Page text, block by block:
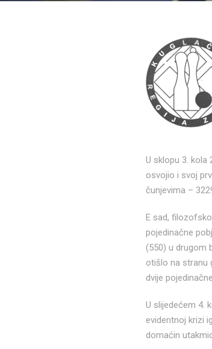
U sklopu 3. kola
osvojio i svoj
čunjevima –
E sad,
pojedinačne
(550) u drugom
otišlo na stranu
dvije
U slijedećem 4.
evidentnoj krizi
domaćin